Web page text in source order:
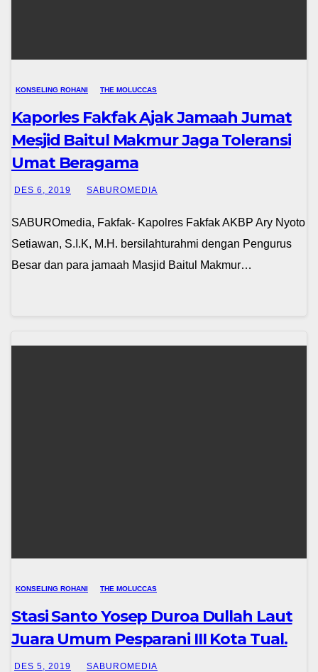
KONSELING ROHANI THE MOLUCCAS
Kaporles Fakfak Ajak Jamaah Jumat
Mesjid Baitul Makmur Jaga Toleransi
Umat Beragama
DES 6, 2019 SABUROMEDIA
SABUROmedia, Fakfak- Kapolres Fakfak AKBP Ary Nyoto
Setiawan, S.I.K, M.H. bersilahturahmi dengan Pengurus
Besar dan para jamaah Masjid Baitul Makmur…
KONSELING ROHANI THE MOLUCCAS
Stasi Santo Yosep Duroa Dullah Laut
Juara Umum Pesparani III Kota Tual.
DES 5, 2019 SABUROMEDIA